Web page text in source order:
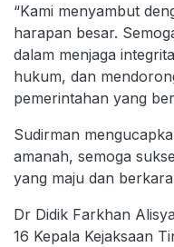
“Kami menyambut
harapan besar.
dalam menjaga
hukum, dan
pemerintahan yang
Sudirman
amanah, semoga
yang maju dan
Dr Didik Farkhan
16 Kepala Kejaksaan